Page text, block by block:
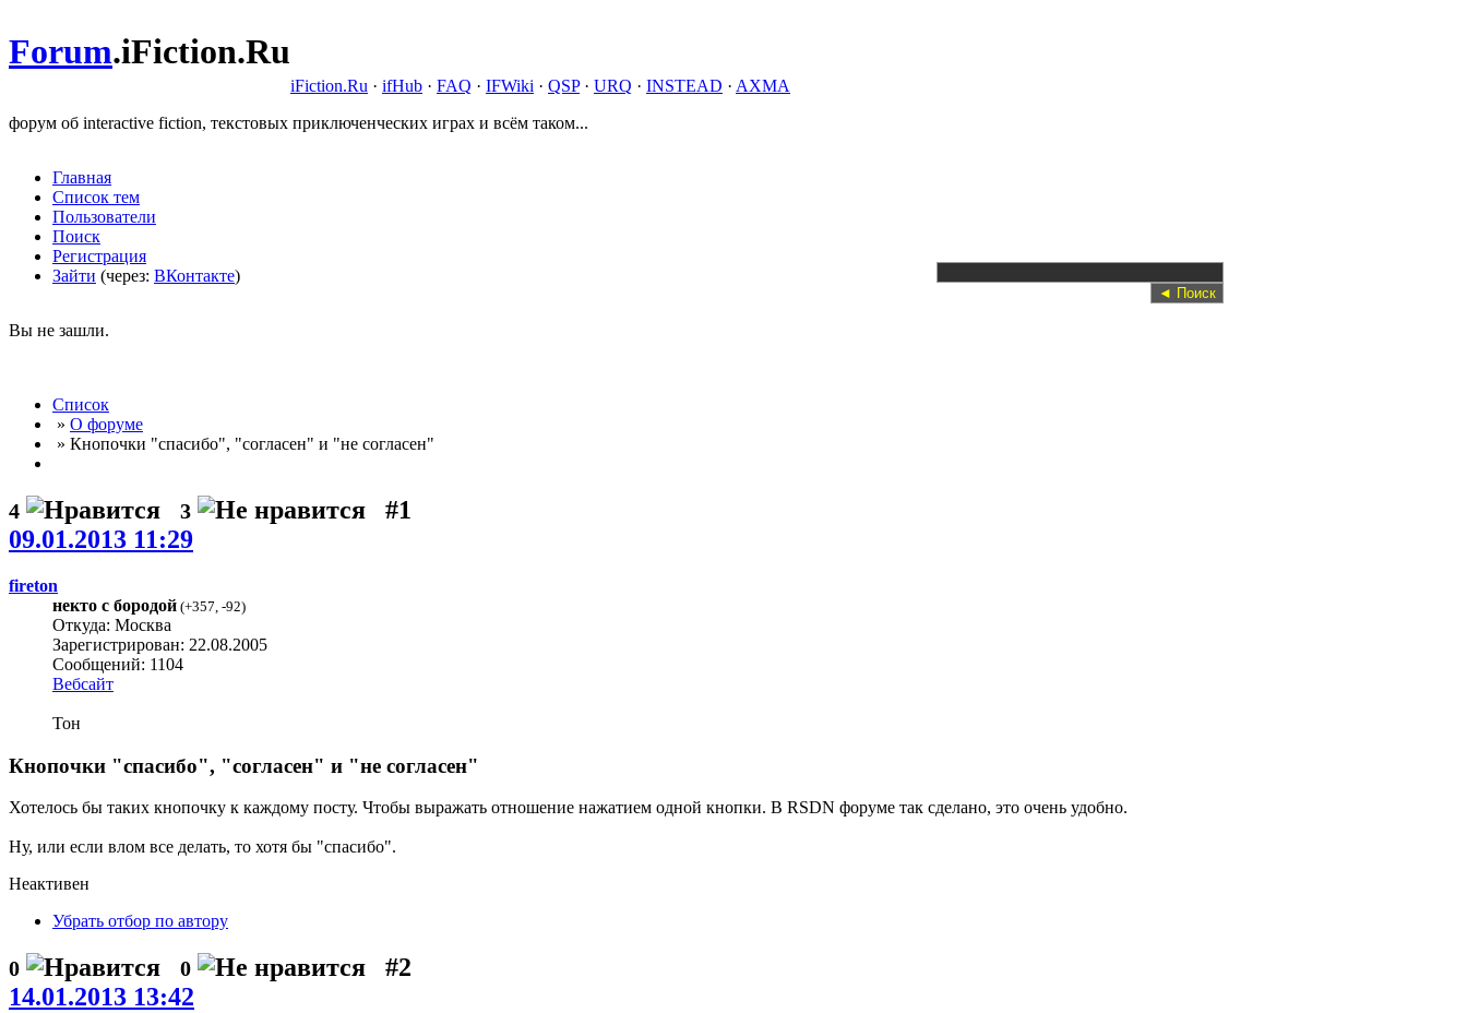
Forum.iFiction.Ru
iFiction.Ru · ifHub · FAQ · IFWiki · QSP· URQ · INSTEAD · AXMA
форум об interactive fiction, текстовых приключенческих играх и всём таком...
Главная
Список тем
Пользователи
Поиск
Регистрация
Зайти (через: ВКонтакте)
Вы не зашли.
Список
» О форуме
» Кнопочки "спасибо", "согласен" и "не согласен"
4 3
#1
09.01.2013 11:29
fireton
некто с бородой (+357 -92)
Откуда: Москва
Зарегистрирован: 22.08.2005
Сообщений: 1104
Вебсайт
Тон
Кнопочки "спасибо", "согласен" и "не согласен"
Хотелось бы таких кнопочку к каждому посту. Чтобы выражать отношение нажатием одной кнопки. В RSDN форуме так сделано, это очень удобно.
Ну, или если влом все делать, то хотя бы "спасибо".
Неактивен
Убрать отбор по автору
0 0
#2
14.01.2013 13:42